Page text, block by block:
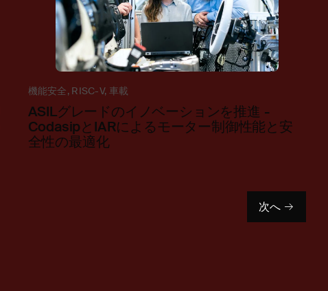
機能安全, RISC-V, 車載
ASILグレードのイノベーションを推進 -
CodasipとIARによるモーター制御性能と安
全性の最適化
次へ